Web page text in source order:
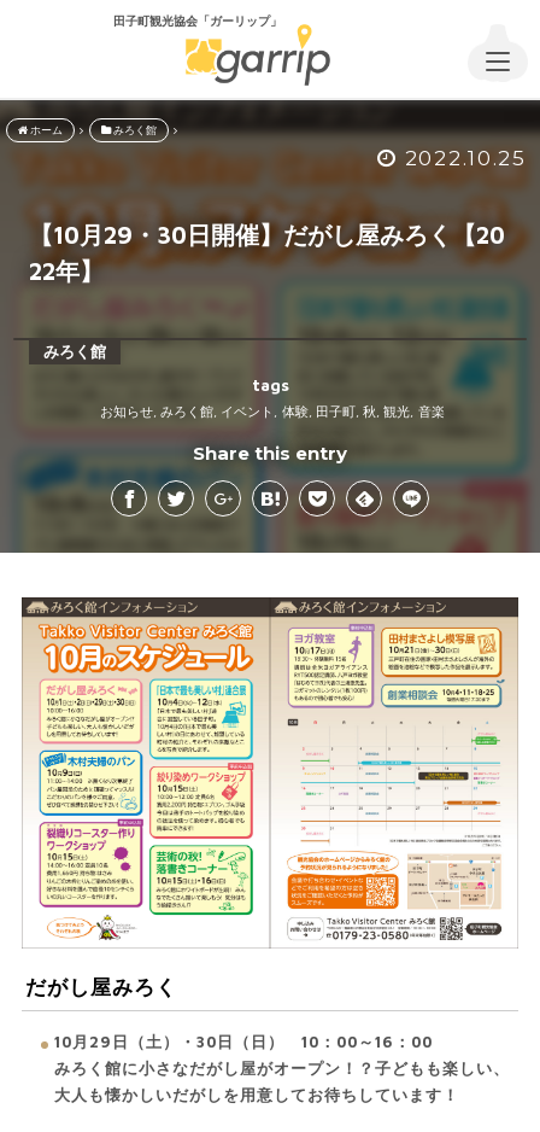
田子町観光協会「ガーリップ」
ホーム みろく館
2022.10.25
【10月29・30日開催】だがし屋みろく【20
22年】
みろく館
tags
お知らせ, みろく館, イベント 体験, 田子町 秋 観光 音楽
Share this entry
だがし屋みろく
10月29日（土）・30日（日） 10：00～16：00
みろく館に小さなだがし屋がオープン！？子どもも楽しい、
大人も懐かしいだがしを用意してお待ちしています！